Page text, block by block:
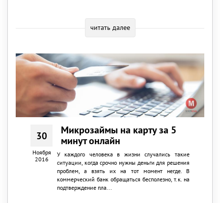
читать далее
30
Ноября
2016
Микрозаймы на карту за 5
минут онлайн
У каждого человека в жизни случались такие
ситуации, когда срочно нужны деньги для решения
проблем, а взять их на тот момент негде. В
коммерческий банк обращаться бесполезно, т.к. на
подтверждение пла...